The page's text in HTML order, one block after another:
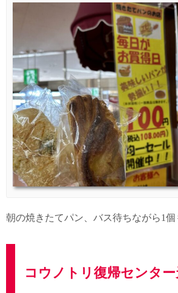
朝の焼きたてパン、バス待ちながら1個
コウノトリ復帰センタ